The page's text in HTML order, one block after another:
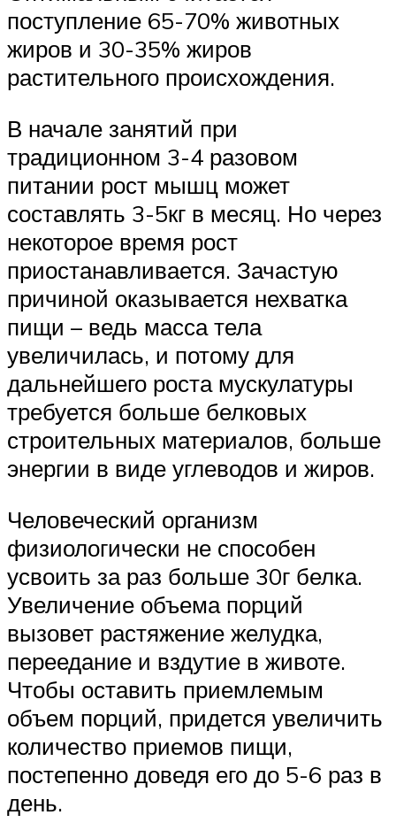
поступление 65-70% животных
жиров и 30-35% жиров
растительного происхождения.
В начале занятий при
традиционном 3-4 разовом
питании рост мышц может
составлять 3-5кг в месяц. Но через
некоторое время рост
приостанавливается. Зачастую
причиной оказывается нехватка
пищи – ведь масса тела
увеличилась, и потому для
дальнейшего роста мускулатуры
требуется больше белковых
строительных материалов, больше
энергии в виде углеводов и жиров.
Человеческий организм
физиологически не способен
усвоить за раз больше 30г белка.
Увеличение объема порций
вызовет растяжение желудка,
переедание и вздутие в животе.
Чтобы оставить приемлемым
объем порций, придется увеличить
количество приемов пищи,
постепенно доведя его до 5-6 раз в
день.